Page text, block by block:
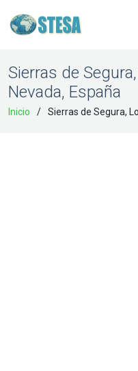
Sierras de
Nevada, España
Inicio Sierras de Segura,